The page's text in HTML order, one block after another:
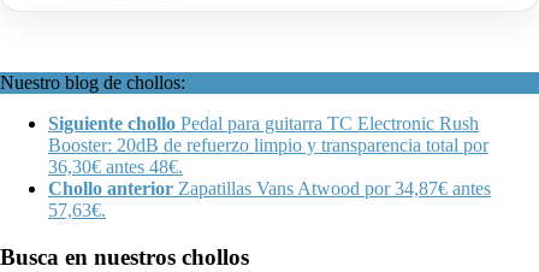
Nuestro blog de chollos:
Siguiente chollo Pedal para guitarra TC Electronic Rush
Booster: 20dB de refuerzo limpio y transparencia total por
36,30€ antes 48€.
Chollo anterior Zapatillas Vans Atwood por 34,87€ antes
57,63€.
Busca en nuestros chollos